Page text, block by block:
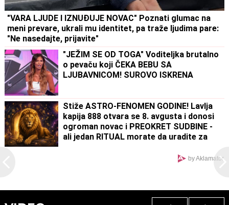
"VARA LJUDE I IZNUĐUJE NOVAC" Poznati glumac na
meni prevare, ukrali mu identitet, pa traže ljudima pare:
"Ne nasedajte, prijavite"
"JEŽIM SE OD TOGA" Voditeljka brutalno
o pevaču koji ČEKA BEBU SA
LJUBAVNICOM! SUROVO ISKRENA
Stiže ASTRO-FENOMEN GODINE! Lavlja
kapija 888 otvara se 8. avgusta i donosi
ogroman novac i PREOKRET SUDBINE -
ali jedan RITUAL morate da uradite za
by Aklamator